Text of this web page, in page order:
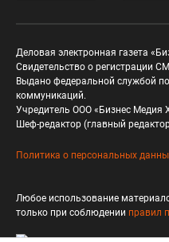
Деловая электронная газета
Свидетельство о регистрации
Выдано федеральной службой
коммуникаций.
Учредитель ООО «Бизнес Медия
Шеф-редактор (главный
Политика о персональных
Любое использование
только при соблюдении правил